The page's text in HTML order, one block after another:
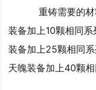
重铸需要的材
装备加上10颗相同
装备加上25颗相同
天魄装备加上40颗相